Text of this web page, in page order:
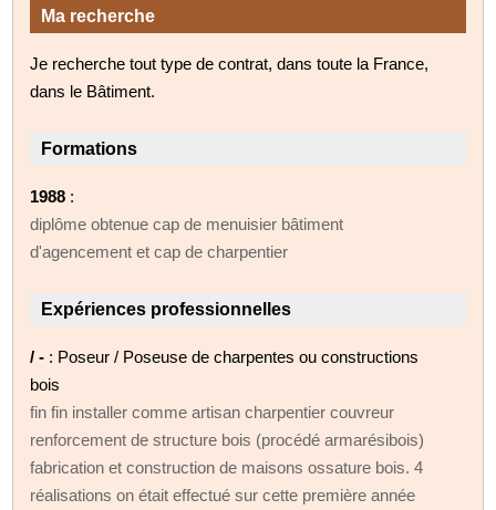
Ma recherche
Je recherche tout type de contrat, dans toute la France,
dans le Bâtiment.
Formations
1988 :
diplôme obtenue cap de menuisier bâtiment
d'agencement et cap de charpentier
Expériences professionnelles
/ - : Poseur / Poseuse de charpentes ou constructions
bois
fin fin installer comme artisan charpentier couvreur
renforcement de structure bois (procédé armarésibois)
fabrication et construction de maisons ossature bois. 4
réalisations on était effectué sur cette première année